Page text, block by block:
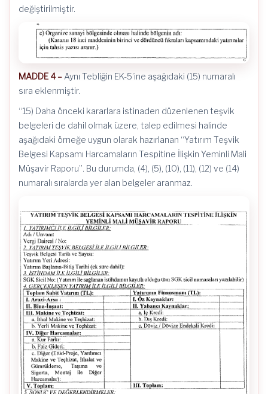
değiştirilmiştir.
MADDE 4 – Aynı Tebliğin EK-5’ine aşağıdaki (15) numaralı
sıra eklenmiştir.
“15) Daha önceki kararlara istinaden düzenlenen teşvik
belgeleri de dahil olmak üzere, talep edilmesi halinde
aşağıdaki örneğe uygun olarak hazırlanan “Yatırım Teşvik
Belgesi Kapsamı Harcamaların Tespitine İlişkin Yeminli Mali
Müşavir Raporu”. Bu durumda, (4), (5), (10), (11), (12) ve (14)
numaralı sıralarda yer alan belgeler aranmaz.